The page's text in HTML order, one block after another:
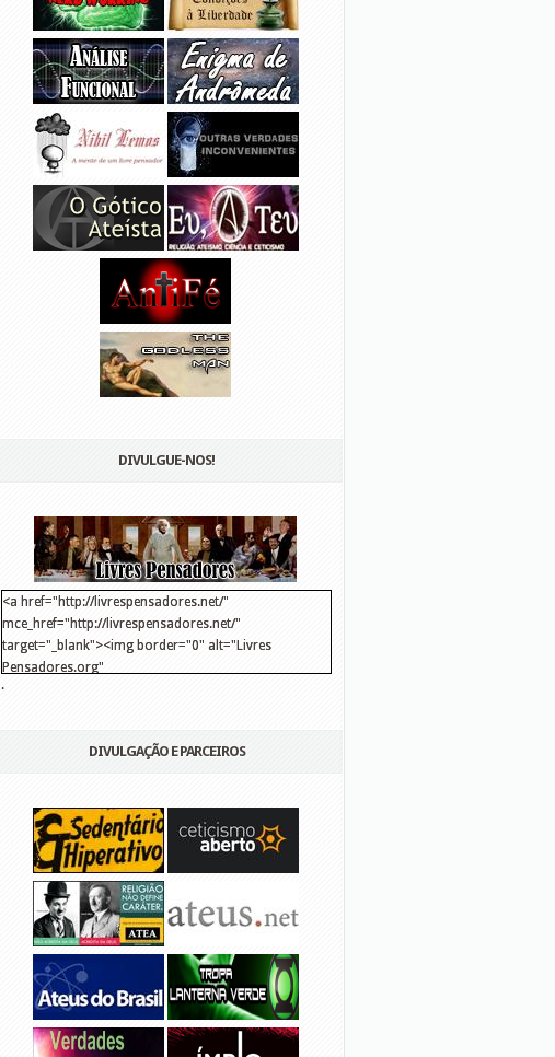
DIVULGUE-NOS!
<a href="http://livrespensadores.net/"
mce_href="http://livrespensadores.net/"
target="_blank"><img border="0" alt="Livres
Pensadores.org"
src="http://lh6.ggpht.com/_25pDjsdjolQ/TNSgK1CylTI/AAAAAAAAAFk/u8d6kvYMhVc/
.
DIVULGAÇÃO E PARCEIROS